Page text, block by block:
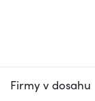
Firmy v dosahu